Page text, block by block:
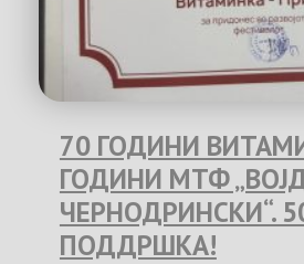
70 ГОДИНИ
ГОДИНИ МТФ
ЧЕРНОДРИНСКИ“.
ПОДДРШКА!